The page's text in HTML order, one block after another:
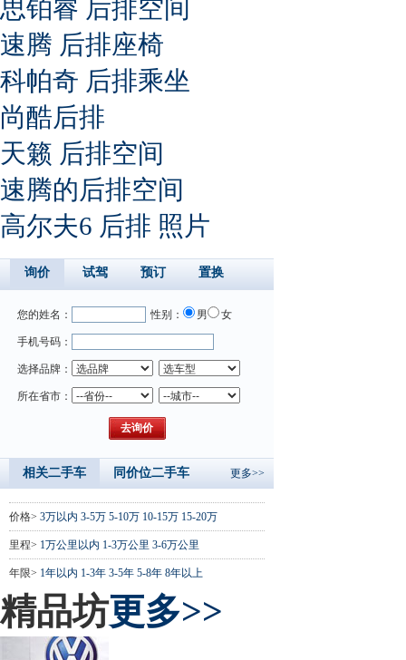
思铂睿 后排空间
速腾 后排座椅
科帕奇 后排乘坐
尚酷后排
天籁 后排空间
速腾的后排空间
高尔夫6 后排 照片
询价 试驾 预订 置换
您的姓名： 性别： 男 女
手机号码：
选择品牌：
所在省市：
相关二手车 同价位二手车 更多>>
价格> 3万以内 3-5万 5-10万 10-15万 15-20万
里程> 1万公里以内 1-3万公里 3-6万公里
年限> 1年以内 1-3年 3-5年 5-8年 8年以上
精品坊更多>>